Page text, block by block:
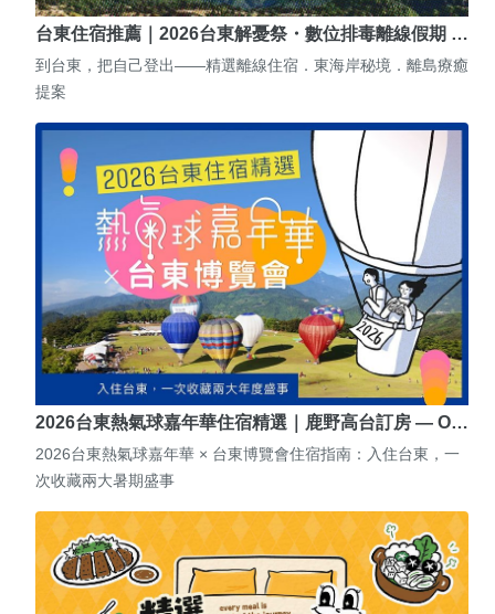
台東住宿推薦｜2026台東解憂祭・數位排毒離線假期 …
到台東，把自己登出——精選離線住宿．東海岸秘境．離島療癒
提案
2026台東熱氣球嘉年華住宿精選｜鹿野高台訂房 — O…
2026台東熱氣球嘉年華 × 台東博覽會住宿指南：入住台東，一
次收藏兩大暑期盛事